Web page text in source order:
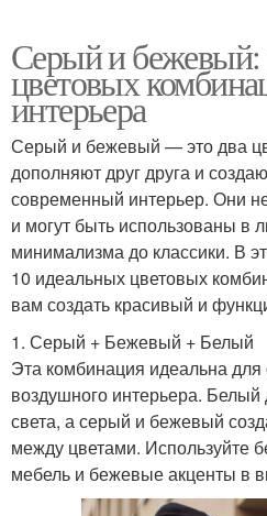
Серый и бежевый:
цветовых
интерьера
Серый и бежевый — это два
дополняют друг друга и
современный интерьер. Они
и могут быть использованы в
минимализма до классики. В
10 идеальных цветовых
вам создать красивый и
1. Серый + Бежевый + Белый
Эта комбинация идеальна для
воздушного интерьера. Белый
света, а серый и бежевый
между цветами. Используйте
мебель и бежевые акценты в